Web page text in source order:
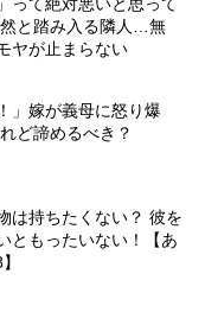
と踏み入る隣人…無
ヤが止まらない
」嫁が義母に怒り爆
ど諦めるべき？
は持ちたくない？ 彼を
ともったいない！【あ